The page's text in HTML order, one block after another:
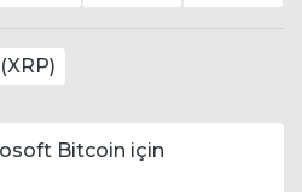
Bitcoin için